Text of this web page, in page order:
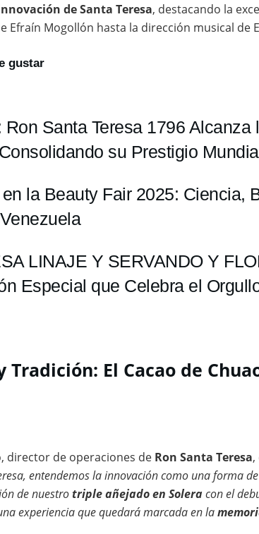
de Santa Teresa, destacando la
Efraín Mogollón hasta la dirección musical de
gustar
Ron Santa Teresa 1796 Alcanza
su Prestigio
la Beauty Fair 2025: Ciencia,
LINAJE Y SERVANDO Y
Especial que Celebra el
Tradición: El Cacao de
director de operaciones de Ron Santa Teresa
entendemos la innovación como una forma
de nuestrotriple añejado en Soleracon el
experiencia que quedará marcada en la